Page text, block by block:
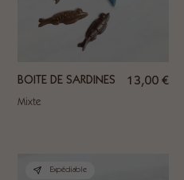
BOITE DE SARDINES 13,00 €
Mixte
Expédiable